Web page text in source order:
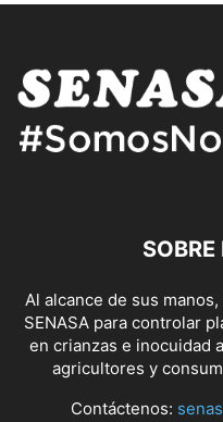
Al alcance de sus
SENASA para controlar
en crianzas e inocuidad
agricultores y
Contáctenos: